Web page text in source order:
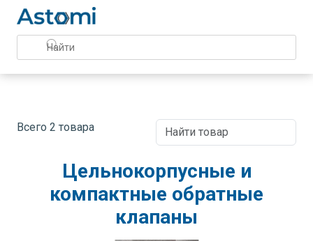
Всего 2 товара
Цельнокорпусные и
компактные обратные
клапаны